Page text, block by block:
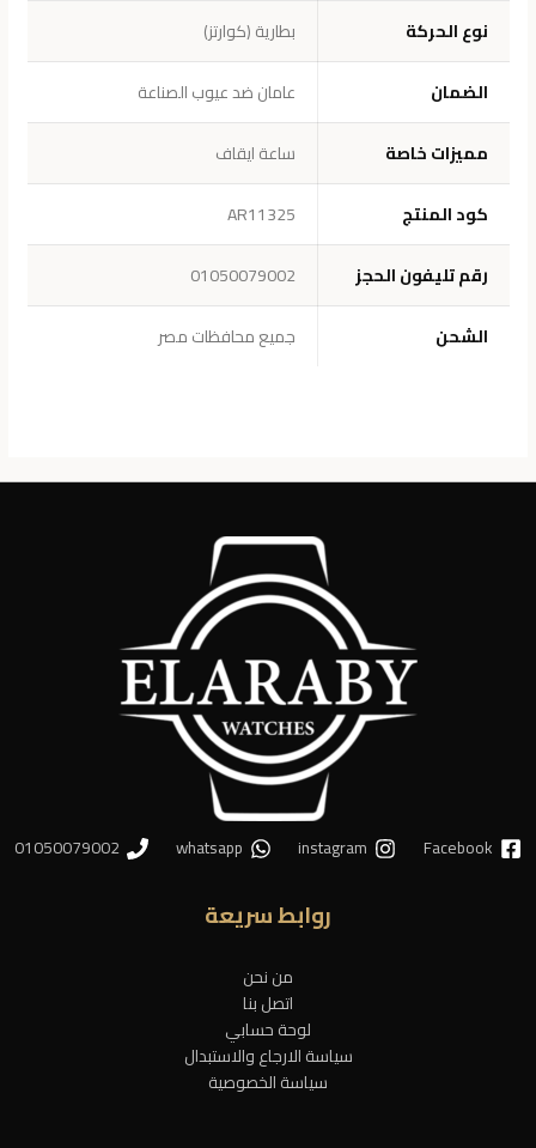
نوع الحركة
بطارية (كوارتز)
الضمان
عامان ضد عيوب الصناعة
مميزات خاصة
ساعة ايقاف
كود المنتج
AR11325
رقم تليفون الحجز
01050079002
الشحن
جميع محافظات مصر
Facebook
instagram
whatsapp
01050079002
روابط سريعة
من نحن
اتصل بنا
لوحة حسابي
سياسة الارجاع والاستبدال
سياسة الخصوصية